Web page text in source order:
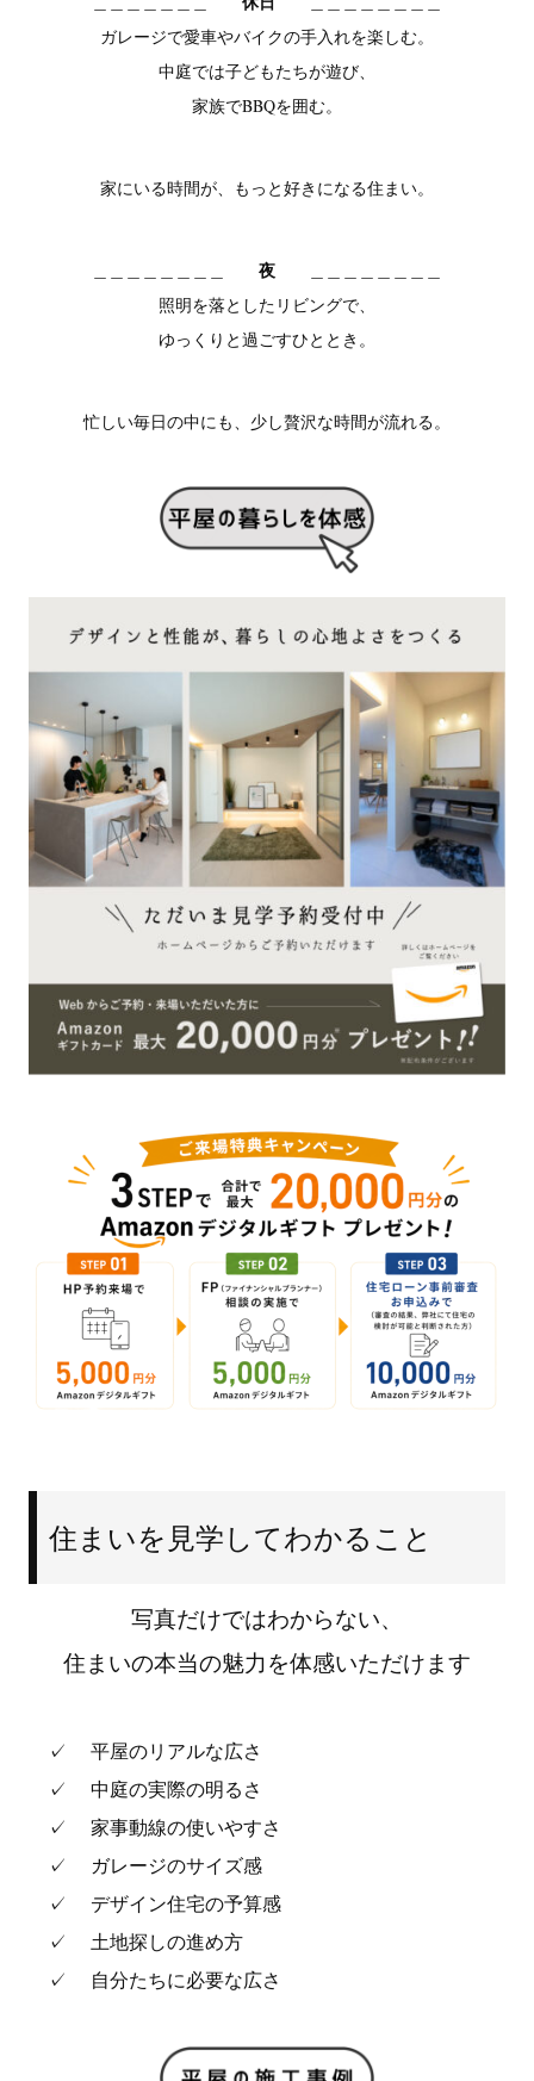
ガレージで愛車やバイクの手入れを楽しむ。
中庭では子どもたちが遊び、
家族でBBQを囲む。
家にいる時間が、もっと好きになる住まい。
夜＿＿＿＿＿＿＿＿
照明を落としたリビングで、
ゆっくりと過ごすひととき。
忙しい毎日の中にも、少し贅沢な時間が流れる。
住まいを見学してわかること
写真だけではわからない、
住まいの本当の魅力を体感いただけます
✓ 平屋のリアルな広さ
✓ 中庭の実際の明るさ
✓ 家事動線の使いやすさ
✓ ガレージのサイズ感
✓ デザイン住宅の予算感
✓ 土地探しの進め方
✓ 自分たちに必要な広さ